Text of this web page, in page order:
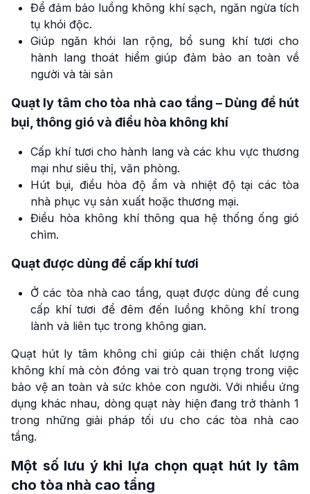
Để đảm bảo luồng không khí sạch, ngăn ngừa tích
tụ khói độc.
Giúp ngăn khói lan rộng, bổ sung khí tươi cho
hành lang thoát hiểm giúp đảm bảo an toàn về
người và tài sản
Quạt ly tâm cho tòa nhà cao tầng – Dùng để hút
bụi, thông gió và điều hòa không khí
Cấp khí tươi cho hành lang và các khu vực thương
mại như siêu thị, văn phòng.
Hút bụi, điều hòa độ ẩm và nhiệt độ tại các tòa
nhà phục vụ sản xuất hoặc thương mại.
Điều hòa không khí thông qua hệ thống ống gió
chìm.
Quạt được dùng để cấp khí tươi
Ở các tòa nhà cao tầng, quạt được dùng để cung
cấp khí tươi để đêm đến luồng không khí trong
lành và liên tục trong không gian.
Quạt hút ly tâm không chỉ giúp cải thiện chất lượng
không khí mà còn đóng vai trò quan trọng trong việc
bảo vệ an toàn và sức khỏe con người. Với nhiều ứng
dụng khác nhau, dòng quạt này hiện đang trở thành 1
trong những giải pháp tối ưu cho các tòa nhà cao
tầng.
Một số lưu ý khi lựa chọn quạt hút ly tâm
cho tòa nhà cao tầng